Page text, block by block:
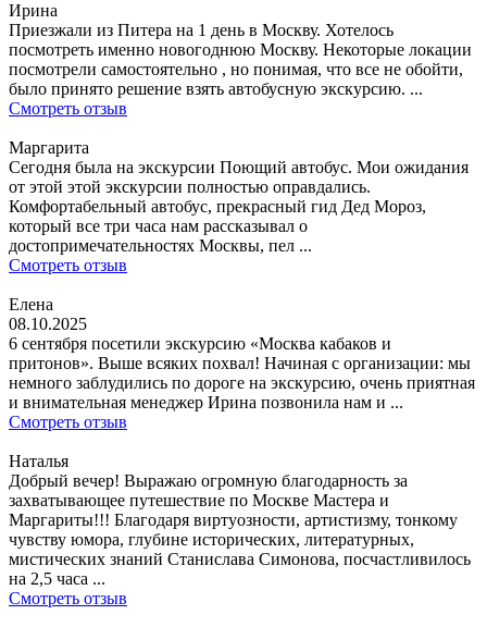
Ирина
Приезжали из Питера на 1 день в Москву. Хотелось
посмотреть именно новогоднюю Москву. Некоторые локации
посмотрели самостоятельно , но понимая, что все не обойти,
было принято решение взять автобусную экскурсию. ...
Смотреть отзыв
Маргарита
Сегодня была на экскурсии Поющий автобус. Мои ожидания
от этой этой экскурсии полностью оправдались.
Комфортабельный автобус, прекрасный гид Дед Мороз,
который все три часа нам рассказывал о
достопримечательностях Москвы, пел ...
Смотреть отзыв
Елена
08.10.2025
6 сентября посетили экскурсию «Москва кабаков и
притонов». Выше всяких похвал! Начиная с организации: мы
немного заблудились по дороге на экскурсию, очень приятная
и внимательная менеджер Ирина позвонила нам и ...
Смотреть отзыв
Наталья
Добрый вечер! Выражаю огромную благодарность за
захватывающее путешествие по Москве Мастера и
Маргариты!!! Благодаря виртуозности, артистизму, тонкому
чувству юмора, глубине исторических, литературных,
мистических знаний Станислава Симонова, посчастливилось
на 2,5 часа ...
Смотреть отзыв